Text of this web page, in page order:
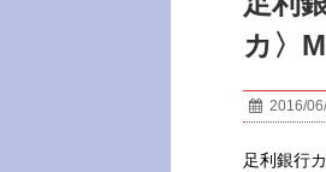
カ〉
2016/
足利銀行